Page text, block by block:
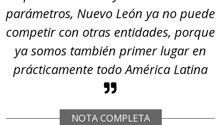
parámetros, Nuevo León ya no puede
competir con otras entidades, porque
ya somos también primer lugar en
prácticamente todo América Latina
NOTA COMPLETA